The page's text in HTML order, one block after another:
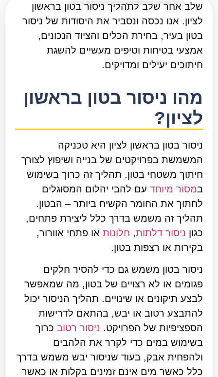
שלב אחר שלב לתהליך ניסור בטון בראשון
לציון. אנו נכסה ונסביר את היסודות של ניסור
בטון בעיר, בחירת הכלים והציוד הנכונים,
אמצעי בטיחות וטיפים מעשיים להשגת
חיתוכים יעילים ומדויקים.
מהו ניסור בטון בראשון
לציון?
ניסור בטון בראשון לציון היא טכניקה
המשמשת בפרויקטים של בנייה ושיפוץ לצורך
חיתוך משטחי בטון. תהליך זה כרוך בשימוש
במסור מיוחד עם להבי יהלום המסוגלים
לחתוך את החומר הקשיח ביותר – הבטון.
תהליך זה משמש בדרך כלל ליצירת פתחים,
כגון ניסור דלתות, חלונות או פתחי אוורור,
בקירות או רצפות בטון.
ניסור בטון משמש גם כדי להסיר חלקים
פגומים או לא רצויים של בטון, מה שמאפשר
לבצע תיקונים או שינויים. תהליך הניסור יכול
להתבצע רטוב או יבש, בהתאם לדרישות
הספציפיות של הפרויקט. ניסור רטוב כרוך
בשימוש במים כדי לקרר את הלהבים
ולהפחית אבק, בעוד שניסור יבש משמש בדרך
כלל כאשר מים אינם זמינים בקלות או כאשר
ניסור בטון בלוד
ניסור בטון במודיעין
ניסור בטון בנס ציונה
ניסור בטון בפתח תקווה
ניסור בטון ברמת גן
ניסור בטון ברעננה